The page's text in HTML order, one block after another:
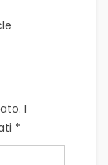
I
*